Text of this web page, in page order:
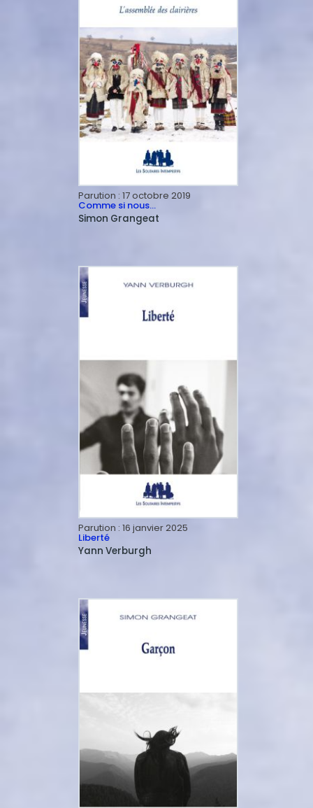
Parution : 17 octobre 2019
Comme si nous…
Simon Grangeat
Parution : 16 janvier 2025
Liberté
Yann Verburgh